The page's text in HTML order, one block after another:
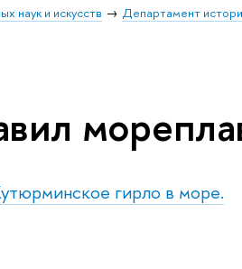
наук и искусств Департамент
гирло в море.